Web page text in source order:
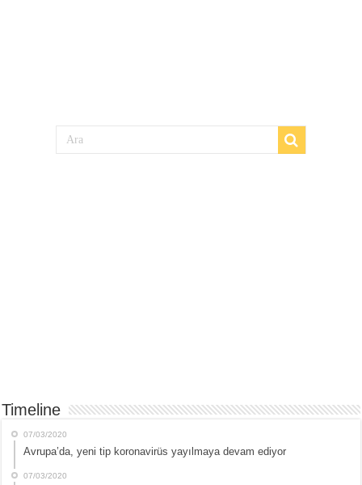
Timeline
07/03/2020
Avrupa’da, yeni tip koronavirüs yayılmaya devam ediyor
07/03/2020